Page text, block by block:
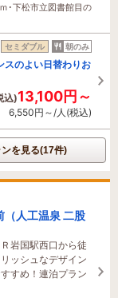
･下松市立図書館目の
セミダブル 朝のみ
スのよい日替わりお
込)13,100円～
6,550円～/人(税込)
ンを見る(17件)
（人工温泉 二股
岩国駅西口から徒
ッシュなデザイン
すめ！連泊プラン